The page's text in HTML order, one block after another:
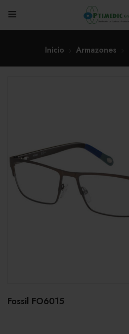
Inicio Armazones
Fossil FO6015